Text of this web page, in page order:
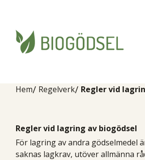
Hem Regelverk Regler vid
Regler vid lagring av biogödsel
För lagring av andra gödselmedel
saknas lagkrav, utöver allmänna